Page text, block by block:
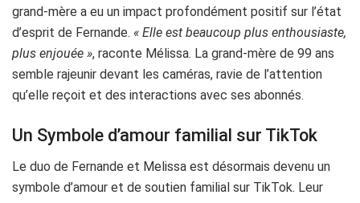
grand-mère a eu un impact profondément positif sur l’état
d’esprit de Fernande. « Elle est beaucoup plus enthousiaste,
plus enjouée », raconte Mélissa. La grand-mère de 99 ans
semble rajeunir devant les caméras, ravie de l’attention
qu’elle reçoit et des interactions avec ses abonnés.
Un Symbole d’amour familial sur TikTok
Le duo de Fernande et Melissa est désormais devenu un
symbole d’amour et de soutien familial sur TikTok. Leur